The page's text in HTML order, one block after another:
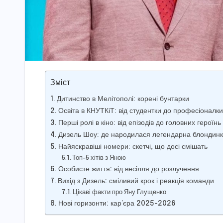
Зміст
Дитинство в Мелітополі: корені бунтарки
Освіта в КНУТКіТ: від студентки до професіоналки
Перші ролі в кіно: від епізодів до головних героїнь
Дизель Шоу: де народилася легендарна
Найяскравіші номери: скетчі, що досі смішать
Топ-5 хітів з Яною
Особисте життя: від весілля до розлучення
Вихід з Дизель: сміливий крок і реакція команди
Цікаві факти про Яну Глущенко
Нові горизонти: кар’єра 2025-2026